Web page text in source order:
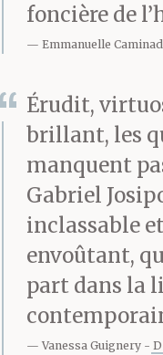
— Rien ?
—
—
vide, dit-
— Qui a
foncière de
Emmanuelle
Érudit,
brillant, les
manquent
Gabriel
inclassable
envoûtant,
part dans la
Vanessa Guignery